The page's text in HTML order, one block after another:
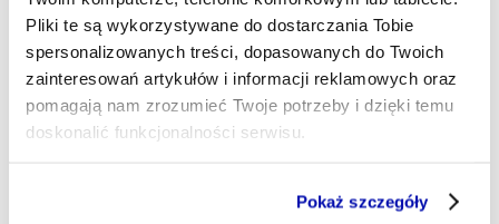
Pliki te są wykorzystywane do dostarczania Tobie
spersonalizowanych treści, dopasowanych do Twoich
zainteresowań artykułów i informacji reklamowych oraz
pomagają nam zrozumieć Twoje potrzeby i dzięki temu
doskonalić funkcjonalności serwisu.
Pokaż szczegóły